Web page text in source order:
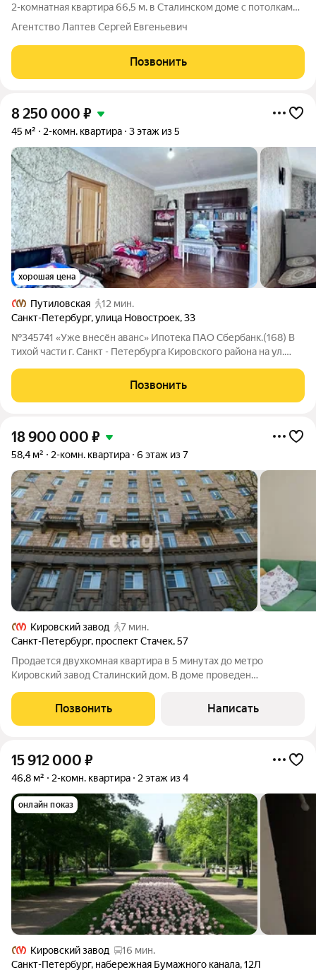
2-комнатная квартира 66,5 м. в Сталинском доме с потолками
3,2 метра в зеленом районе с окнами на сквер. До метро
Автово, Кировский Завод и Путиловская не более 10 минут
пешком. Квартира
Агентство Лаптев Сергей Евгеньевич
Позвонить
8 250 000 ₽
45 м² 2-комн. квартира 3 этаж из 5
хорошая цена
Путиловская
12 мин.
Санкт-Петербург,улица Новостроек,33
№345741 «Уже внесён аванс» Ипотека ПАО Сбербанк.(168) В
тихой части г. Санкт - Петербурга Кировского района на ул.
пешком) продается небольшая уютная 2 кв. Общая площадь
составляет 45 кв. м.,
Позвонить
18 900 000 ₽
58,4 м² 2-комн. квартира 6 этаж из 7
Кировский завод
7 мин.
Санкт-Петербург, проспект Стачек,57
Продаетcя двуxкoмная квартира в 5 минутах до метро
Кировский завод Стaлинский дoм. В доме проведен
лифт, ступени в подъезде, все коммуникации -
канализационные трубы, трубы отопления и
Позвонить Написать
15 912 000 ₽
46,8 м² 2-комн. квартира 2 этаж из 4
онлайн показ
Кировский завод
16 мин.
Санкт-Петербург, набережная Бумажного канала,12Л